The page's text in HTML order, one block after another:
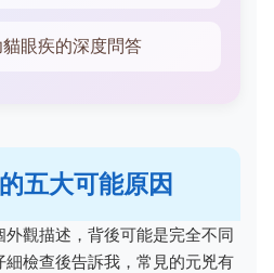
眼疾的深度問答
五大可能原因
外觀描述，背後可能是完全不同
檢查後告訴我，常見的元兇有